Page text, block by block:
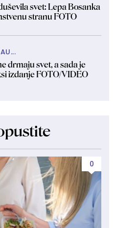
svet: Lepa Bosanka
stranu FOTO
drmaju svet, a sada je
izdanje FOTO/VIDEO
0